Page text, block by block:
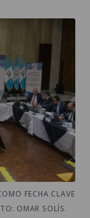
FECHA CLAVE
OMAR SOLÍS.